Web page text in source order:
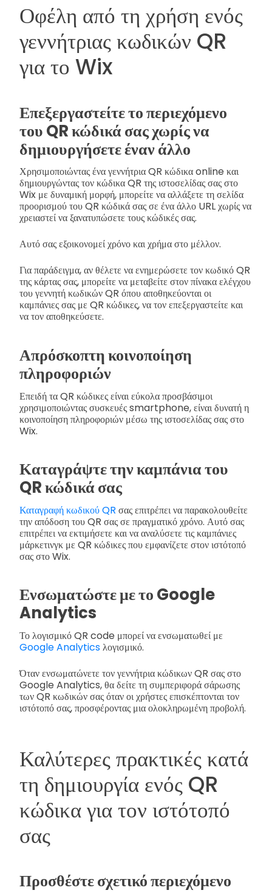
Οφέλη από τη χρήση ενός
γεννήτριας κωδικών QR
για το Wix
Επεξεργαστείτε το περιεχόμενο
του QR κώδικά σας χωρίς να
δημιουργήσετε έναν άλλο
Χρησιμοποιώντας ένα γεννήτρια QR κώδικα online και
δημιουργώντας τον κώδικα QR της ιστοσελίδας σας στο
Wix με δυναμική μορφή, μπορείτε να αλλάξετε τη σελίδα
προορισμού του QR κώδικά σας σε ένα άλλο URL χωρίς να
χρειαστεί να ξανατυπώσετε τους κώδικές σας.
Αυτό σας εξοικονομεί χρόνο και χρήμα στο μέλλον.
Για παράδειγμα, αν θέλετε να ενημερώσετε τον κωδικό QR
της κάρτας σας, μπορείτε να μεταβείτε στον πίνακα ελέγχου
του γεννητή κωδικών QR όπου αποθηκεύονται οι
καμπάνιες σας με QR κώδικες, να τον επεξεργαστείτε και
να τον αποθηκεύσετε.
Απρόσκοπτη κοινοποίηση
πληροφοριών
Επειδή τα QR κώδικες είναι εύκολα προσβάσιμοι
χρησιμοποιώντας συσκευές smartphone, είναι δυνατή η
κοινοποίηση πληροφοριών μέσω της ιστοσελίδας σας στο
Wix.
Καταγράψτε την καμπάνια του
QR κώδικά σας
Καταγραφή κωδικού QR σας επιτρέπει να παρακολουθείτε
την απόδοση του QR σας σε πραγματικό χρόνο. Αυτό σας
επιτρέπει να εκτιμήσετε και να αναλύσετε τις καμπάνιες
μάρκετινγκ με QR κώδικες που εμφανίζετε στον ιστότοπό
σας στο Wix.
Ενσωματώστε με το Google
Analytics
Το λογισμικό QR code μπορεί να ενσωματωθεί με
Google Analyticsλογισμικό.
Όταν ενσωματώνετε τον γεννήτρια κώδικων QR σας στο
Google Analytics, θα δείτε τη συμπεριφορά σάρωσης
των QR κωδικών σας όταν οι χρήστες επισκέπτονται τον
ιστότοπό σας, προσφέροντας μια ολοκληρωμένη προβολή.
Καλύτερες πρακτικές κατά
τη δημιουργία ενός QR
κώδικα για τον ιστότοπό
σας
Προσθέστε σχετικό περιεχόμενο